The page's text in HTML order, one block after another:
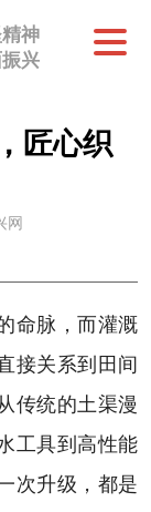
神
兴
匠心织
网
命脉，而灌溉
接关系到田间
传统的土渠漫
工具到高性能
次升级，都是